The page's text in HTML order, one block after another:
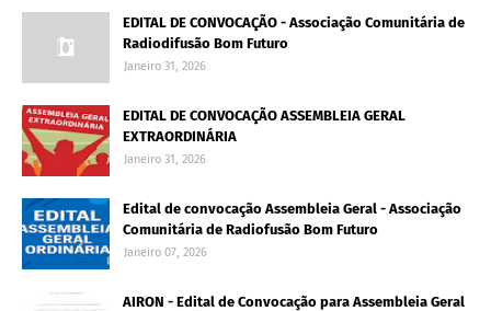
EDITAL DE CONVOCAÇÃO - Associação Comunitária de
Radiodifusão Bom Futuro
Janeiro 31, 2026
EDITAL DE CONVOCAÇÃO ASSEMBLEIA GERAL
EXTRAORDINÁRIA
Janeiro 31, 2026
Edital de convocação Assembleia Geral - Associação
Comunitária de Radiofusão Bom Futuro
Janeiro 07, 2026
AIRON - Edital de Convocação para Assembleia Geral